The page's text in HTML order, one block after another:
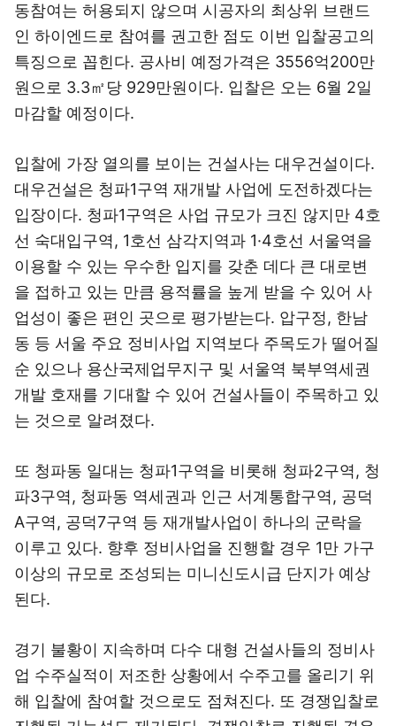
동참여는 허용되지 않으며 시공자의 최상위 브랜드
인 하이엔드로 참여를 권고한 점도 이번 입찰공고의
특징으로 꼽힌다. 공사비 예정가격은 3556억200만
원으로 3.3㎡당 929만원이다. 입찰은 오는 6월 2일
마감할 예정이다.
입찰에 가장 열의를 보이는 건설사는 대우건설이다.
대우건설은 청파1구역 재개발 사업에 도전하겠다는
입장이다. 청파1구역은 사업 규모가 크진 않지만 4호
선 숙대입구역, 1호선 삼각지역과 1·4호선 서울역을
이용할 수 있는 우수한 입지를 갖춘 데다 큰 대로변
을 접하고 있는 만큼 용적률을 높게 받을 수 있어 사
업성이 좋은 편인 곳으로 평가받는다. 압구정, 한남
동 등 서울 주요 정비사업 지역보다 주목도가 떨어질
순 있으나 용산국제업무지구 및 서울역 북부역세권
개발 호재를 기대할 수 있어 건설사들이 주목하고 있
는 것으로 알려졌다.
또 청파동 일대는 청파1구역을 비롯해 청파2구역, 청
파3구역, 청파동 역세권과 인근 서계통합구역, 공덕
A구역, 공덕7구역 등 재개발사업이 하나의 군락을
이루고 있다. 향후 정비사업을 진행할 경우 1만 가구
이상의 규모로 조성되는 미니신도시급 단지가 예상
된다.
경기 불황이 지속하며 다수 대형 건설사들의 정비사
업 수주실적이 저조한 상황에서 수주고를 올리기 위
해 입찰에 참여할 것으로도 점쳐진다. 또 경쟁입찰로